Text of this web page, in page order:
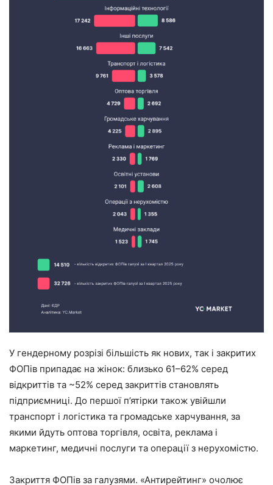
У гендерному розрізі більшість як нових, так і закритих
ФОПів припадає на жінок: близько 61–62% серед
відкриттів та ~52% серед закриттів становлять
підприємниці. До першої п’ятірки також увійшли
транспорт і логістика та громадське харчування, за
якими йдуть оптова торгівля, освіта, реклама і
маркетинг, медичні послуги та операції з нерухомістю.
Закриття ФОПів за галузями. «Антирейтинг» очолює